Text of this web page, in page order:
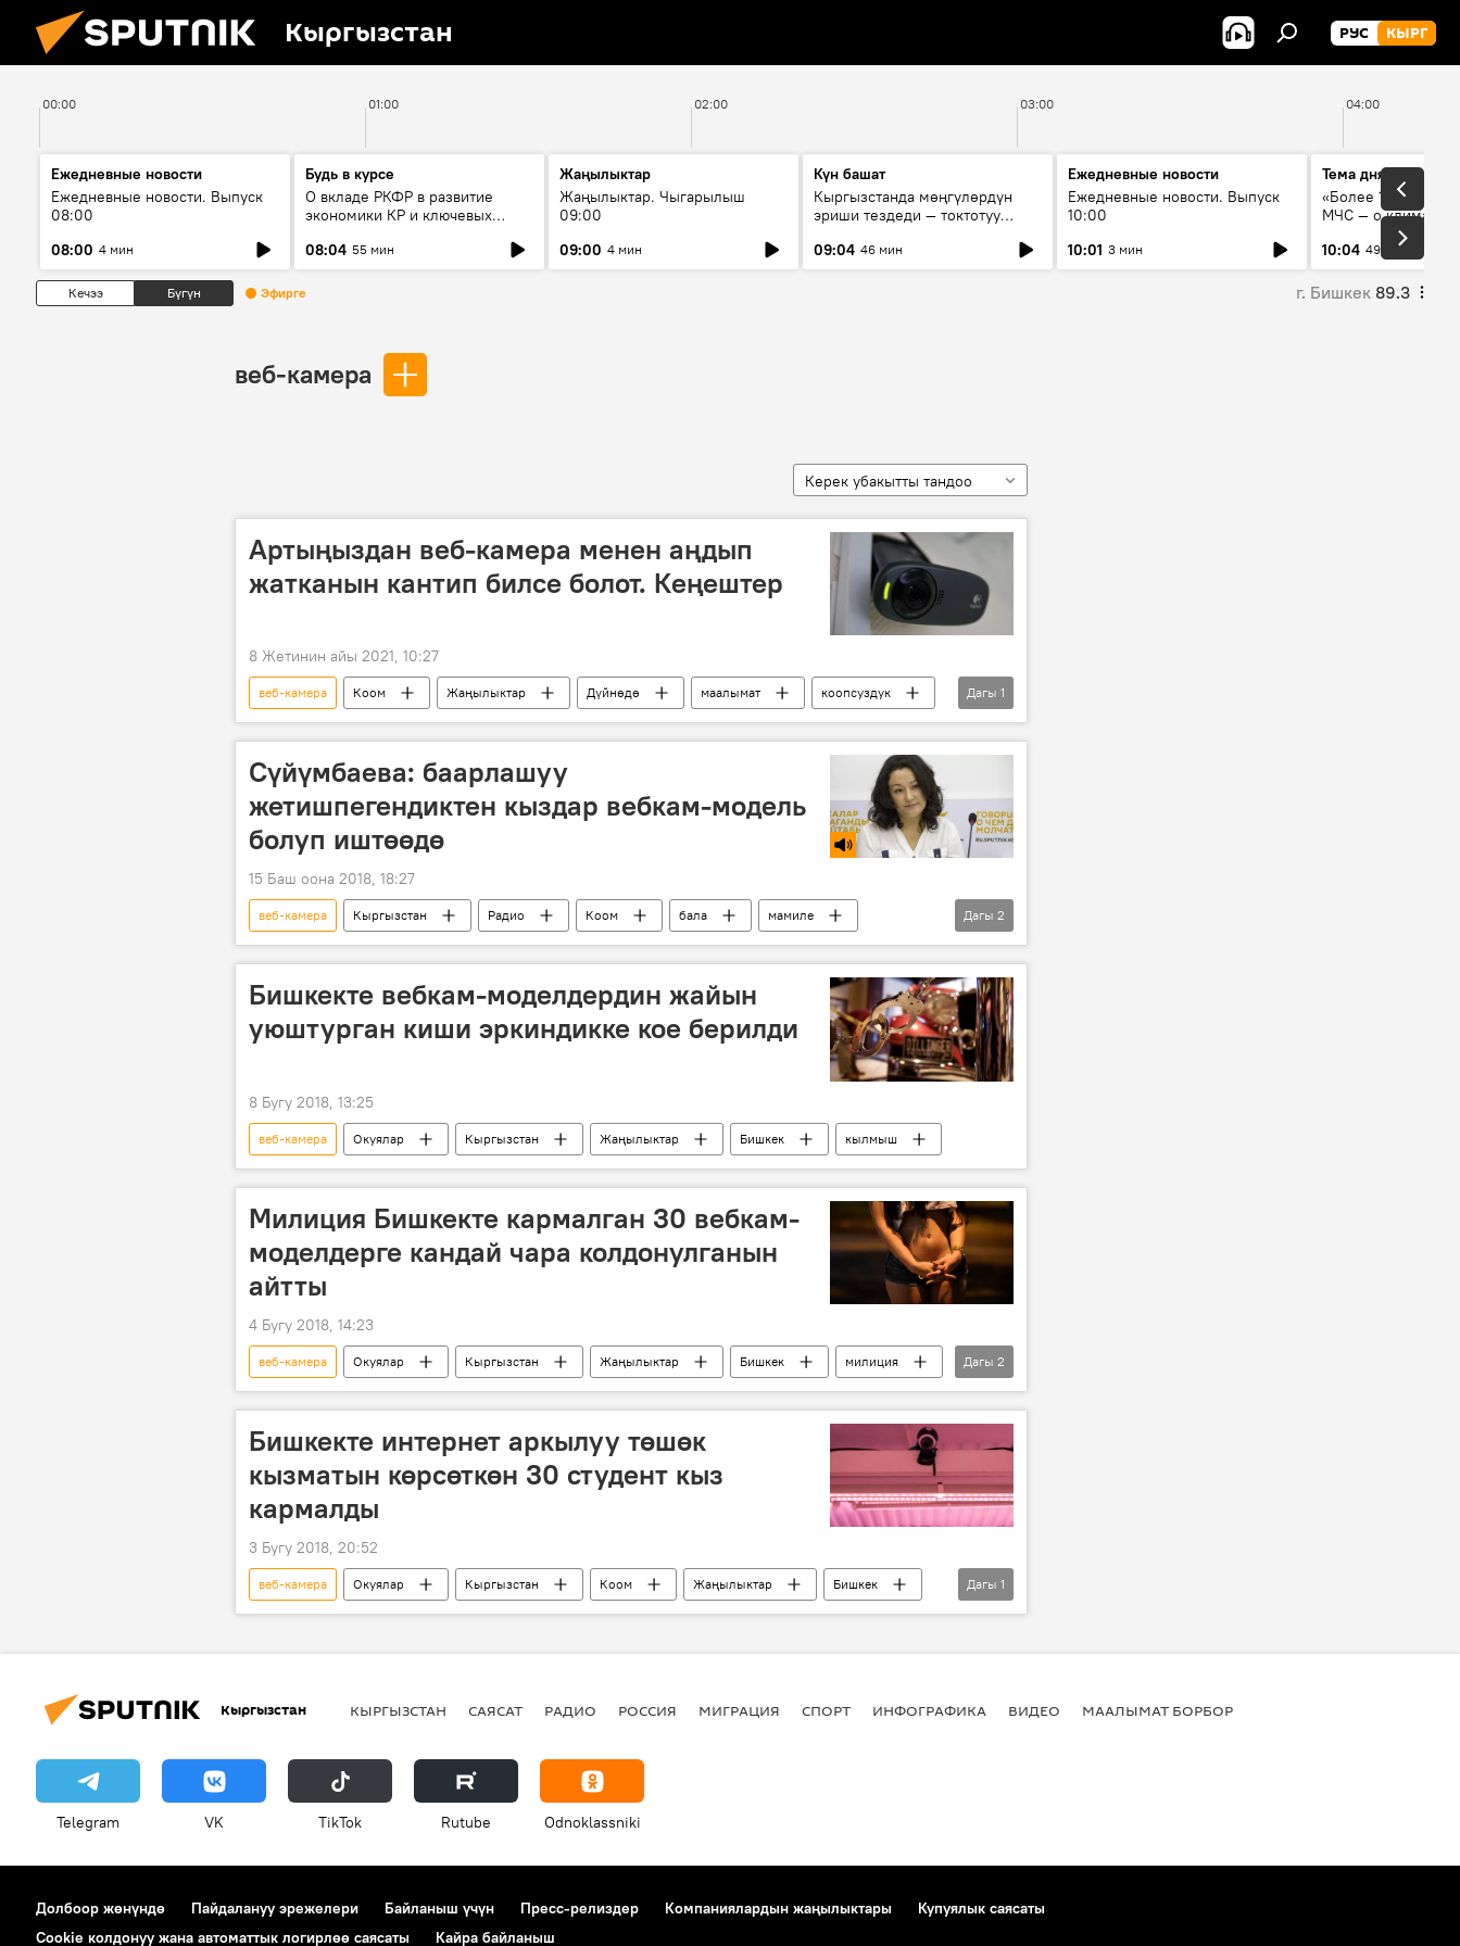
Кыргызстан РУС КЫРГ
00:00 01:00 02:00 03:00 04:00
Ежедневные новости
Ежедневные новости. Выпуск
08:00
08:00 4 мин
Будь в курсе
О вкладе РКФР в развитие
экономики КР и ключевых
08:04 55 мин
Жаңылыктар
Жаңылыктар. Чыгарылыш
09:00
09:00 4 мин
Күн башат
Кыргызстанда мөңгүлөрдүн
эриши тездеди — токтотуу
09:04 46 мин
Ежедневные новости
Ежедневные новости. Выпуск
10:00
10:01 3 мин
Тема дня
«Более 1200 сёл в
МЧС — о климате,
системе
населения
10:04 49 мин
Кечээ Бүгүн Эфирге г. Бишкек 89.3
веб-камера
Керек убакытты тандоо
Артыңыздан веб-камера менен аңдып
жатканын кантип билсе болот. Кеңештер
8 Жетинин айы 2021, 10:27
веб-камера Коом Жаңылыктар Дүйнөдө маалымат
коопсуздук
кеңеш
Дагы 1
Сүйүмбаева: баарлашуу
жетишпегендиктен кыздар вебкам-модель
болуп иштөөдө
15 Баш оона 2018, 18:27
веб-камера Кыргызстан Радио Коом бала
мамиле
ата-эне
психология
Дагы 2
Бишкекте вебкам-моделдердин жайын
уюштурган киши эркиндикке кое берилди
8 Бугу 2018, 13:25
веб-камера Окуялар Кыргызстан Жаңылыктар Бишкек кылмыш
Милиция Бишкекте кармалган 30 вебкам-
моделдерге кандай чара колдонулганын
айтты
4 Бугу 2018, 14:23
веб-камера Окуялар Кыргызстан Жаңылыктар Бишкек
милиция
интернет
кыздар
Дагы 2
Бишкекте интернет аркылуу төшөк
кызматын көрсөткөн 30 студент кыз
кармалды
3 Бугу 2018, 20:52
веб-камера Окуялар Кыргызстан Коом Жаңылыктар
Бишкек
милиция
Дагы 1
Кыргызстан КЫРГЫЗСТАН САЯСАТ РАДИО РОССИЯ МИГРАЦИЯ СПОРТ ИНФОГРАФИКА ВИДЕО МААЛЫМАТ БОРБОР
Telegram VK ТikТоk Rutube Odnoklassniki
Долбоор жөнүндө Пайдалануу эрежелери Байланыш үчүн Пресс-релиздер Компаниялардын жаңылыктары
Купуялык саясаты
Cookie колдонуу жана автоматтык логирлөө саясаты
Кайра байланыш